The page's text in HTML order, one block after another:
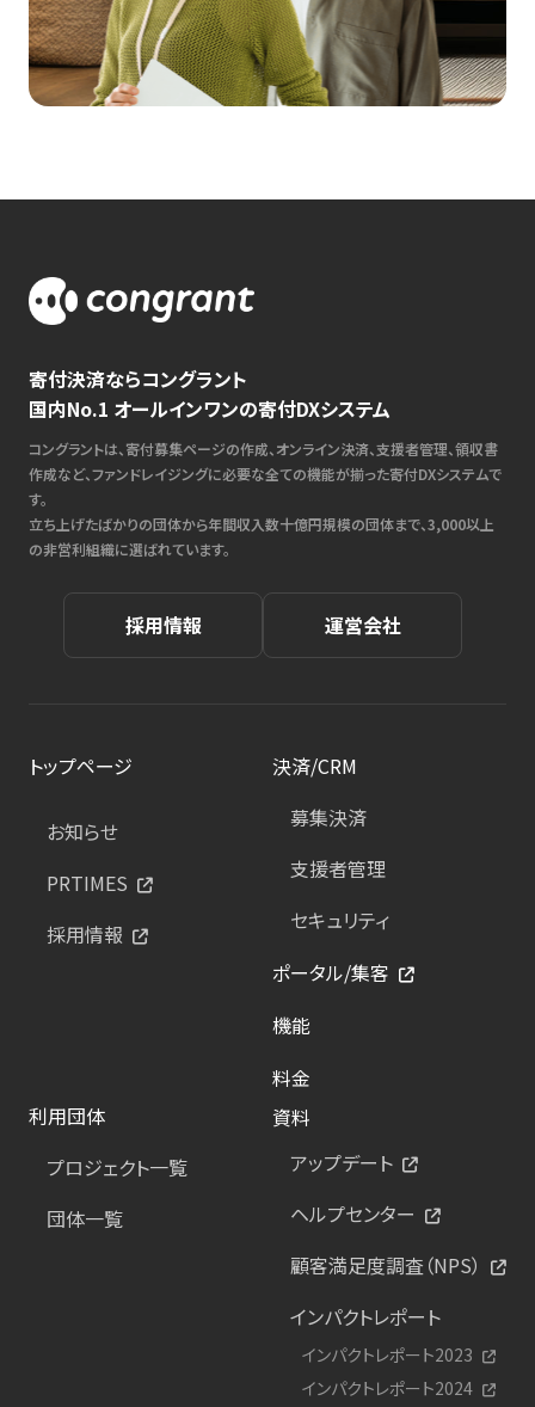
寄付決済ならコングラント
国内No.1 オールインワンの寄付DXシステム
コングラントは、寄付募集ページの作成、オンライン決済、支援者管理、領収書
作成など、ファンドレイジングに必要な全ての機能が揃った寄付DXシステムで
す。
立ち上げたばかりの団体から年間収入数十億円規模の団体まで、3,000以上
の非営利組織に選ばれています。
採用情報 運営会社
トップページ
お知らせ
PRTIMES
採用情報
決済/CRM
募集決済
支援者管理
セキュリティ
ポータル/集客
機能
料金
利用団体
プロジェクト一覧
団体一覧
資料
アップデート
ヘルプセンター
顧客満足度調査（NPS）
インパクトレポート
インパクトレポート2023
インパクトレポート2024